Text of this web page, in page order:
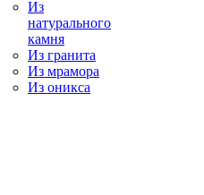
Из
натурального
камня
Из гранита
Из мрамора
Из оникса